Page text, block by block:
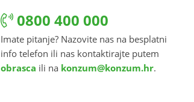
0800 400 000
Imate pitanje? Nazovite nas na besplatni
info telefon ili nas kontaktirajte putem
obrasca ili na konzum@konzum.hr.